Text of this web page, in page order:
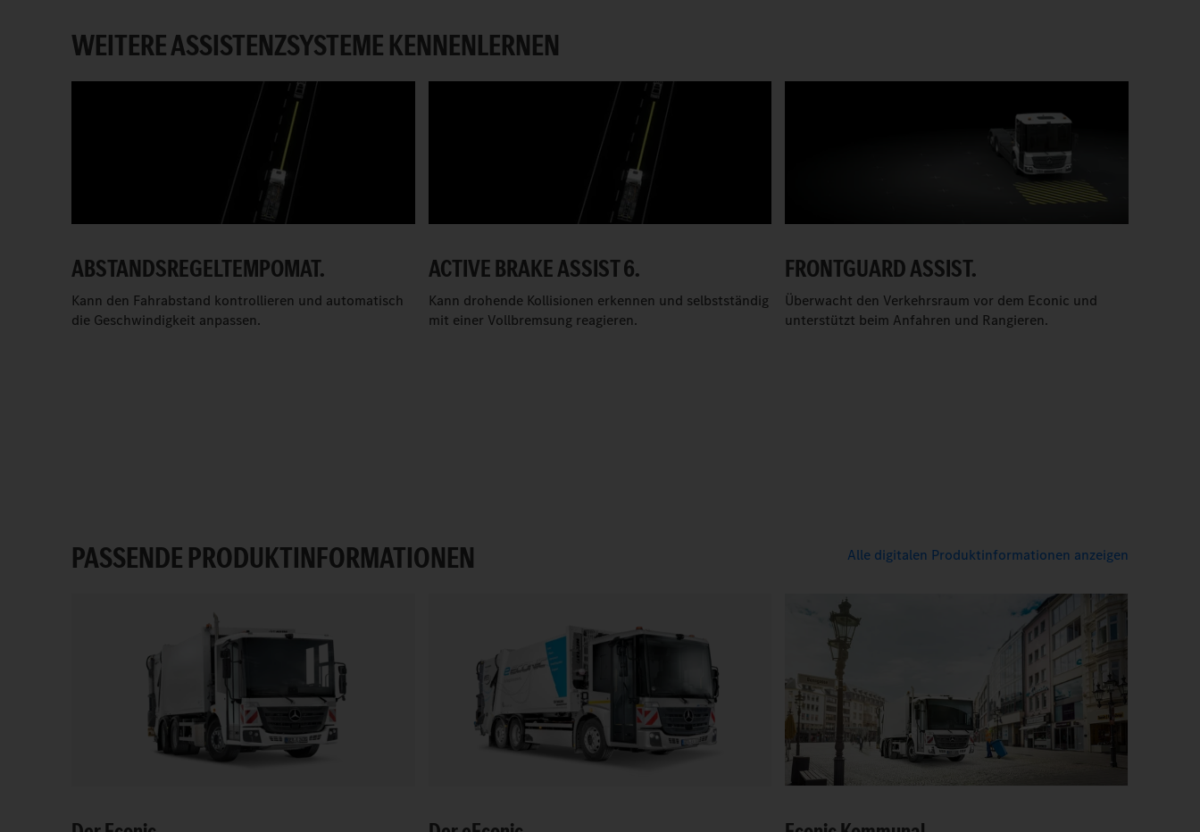
WEITERE ASSISTENZSYSTEME KENNENLERNEN
ABSTANDSREGELTEMPOMAT.
Kann den Fahrabstand kontrollieren und automatisch
die Geschwindigkeit anpassen.
ACTIVE BRAKE ASSIST 6.
Kann drohende Kollisionen erkennen und selbstständig
mit einer Vollbremsung reagieren.
FRONTGUARD ASSIST.
Überwacht den Verkehrsraum vor dem Econic und
unterstützt beim Anfahren und Rangieren.
PASSENDE PRODUKTINFORMATIONEN Alle digitalen Produktinformationen anzeigen